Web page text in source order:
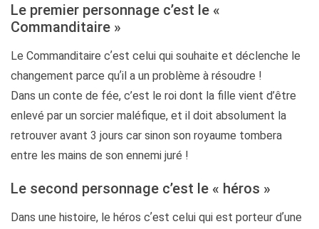
Le premier personnage cʼest le «
Commanditaire »
Le Commanditaire cʼest celui qui souhaite et déclenche le
changement parce quʼil a un problème à résoudre !
Dans un conte de fée, c’est le roi dont la fille vient d’être
enlevé par un sorcier maléfique, et il doit absolument la
retrouver avant 3 jours car sinon son royaume tombera
entre les mains de son ennemi juré !
Le second personnage cʼest le « héros »
Dans une histoire, le héros cʼest celui qui est porteur dʼune